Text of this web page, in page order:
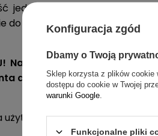
jednej butelki
do 8 cykli odkamieniania, przy
Należy przestrzegać
dotyczących procesu
Konfiguracja zgód
Dbamy o Twoją
Sklep korzysta z plików cookie
dostępu do cookie w Twojej
warunki Google
Funkcjonalne pliki